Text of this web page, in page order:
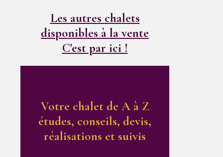
Les autres chalets
disponibles à la vente
C'est par ici !
Votre chalet de A à Z
études, conseils, devis,
réalisations et suivis